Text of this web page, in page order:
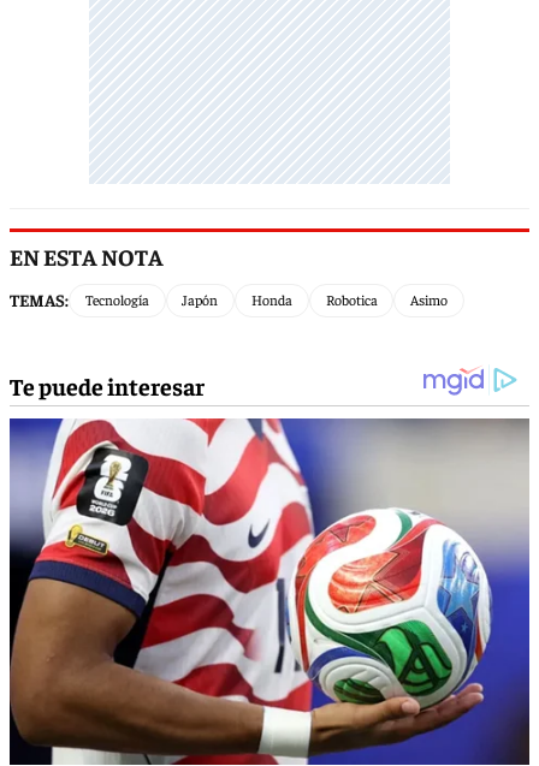
EN ESTA NOTA
TEMAS: Tecnología Japón Honda Robotica Asimo